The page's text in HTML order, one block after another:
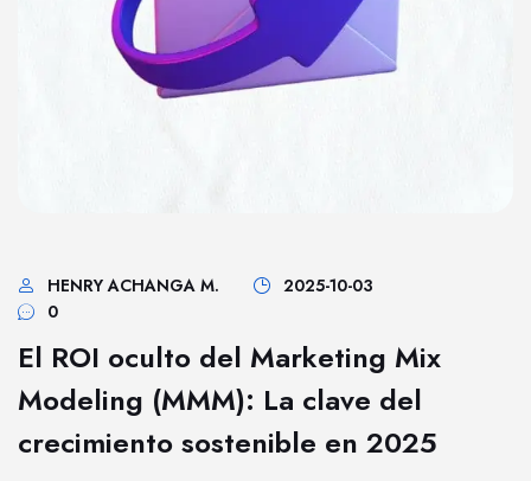
HENRY ACHANGA M.
2025-10-03
0
El ROI oculto del Marketing Mix
Modeling (MMM): La clave del
crecimiento sostenible en 2025